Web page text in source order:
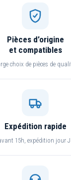
Pièces d’origine
et compatibles
choix de pièces de
Expédition rapide
15h, expédition jour J